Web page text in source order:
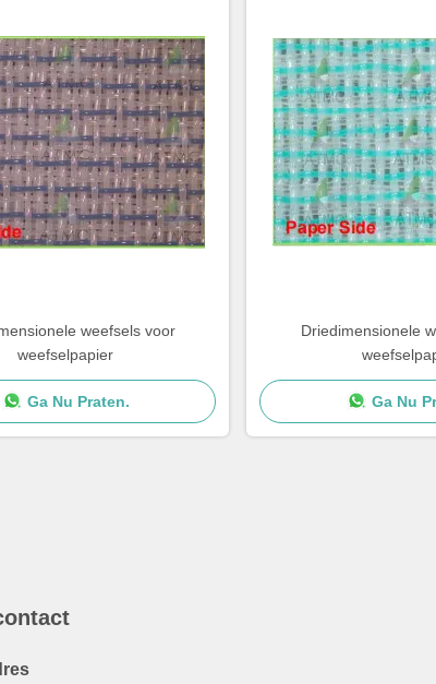
weefsels voor
weefselpapier
Ga Nu Praten.
Driedimensionele
Ga Nu